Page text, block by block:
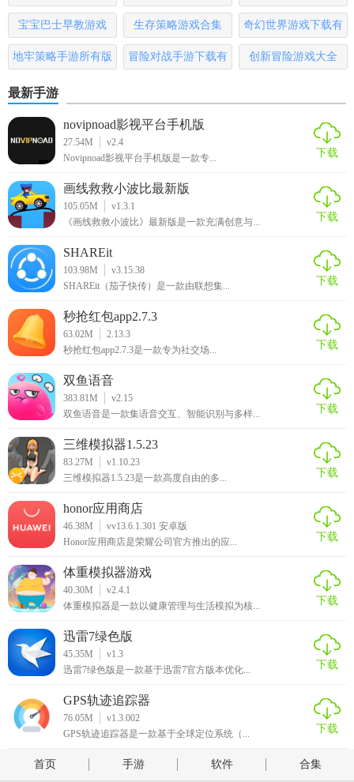
宝宝巴士早教游戏 生存策略游戏合集
奇幻世界游戏下载有
哪些
地牢策略手游所有版
冒险对战手游下载有
创新冒险游戏大全
最新手游
novipnoad影视平台手机版
27.54M
v2.4
Novipnoad影视平台手机版是一款专...
下载
画线救救小波比最新版
105.05M
v1.3.1
《画线救救小波比》最新版是一款充满创意与...
下载
SHAREit
103.98M
v3.15.38
SHAREit（茄子快传）是一款由联想集...
下载
秒抢红包app2.7.3
63.02M
2.13.3
秒抢红包app2.7.3是一款专为社交场...
下载
双鱼语音
383.81M
v2.15
双鱼语音是一款集语音交互、智能识别与多样...
下载
三维模拟器1.5.23
83.27M
v1.10.23
三维模拟器1.5.23是一款高度自由的多...
下载
honor应用商店
46.38M
vv13.6.1.301 安卓版
Honor应用商店是荣耀公司官方推出的应...
下载
体重模拟器游戏
40.30M
v2.4.1
体重模拟器是一款以健康管理与生活模拟为核...
下载
迅雷7绿色版
45.35M
v1.3
迅雷7绿色版是一款基于迅雷7官方版本优化...
下载
GPS轨迹追踪器
76.05M
v1.3.002
GPS轨迹追踪器是一款基于全球定位系统（...
下载
首页 手游 软件 合集